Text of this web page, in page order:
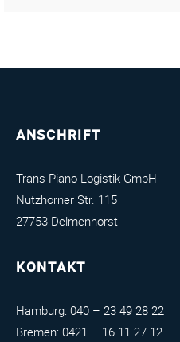
ANSCHRIFT
Trans-Piano Logistik GmbH
Nutzhorner Str. 115
27753 Delmenhorst
KONTAKT
Hamburg: 040 – 23 49 28 22
Bremen: 0421 – 16 11 27 12